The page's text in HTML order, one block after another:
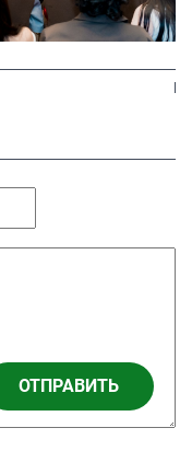
ОТПРАВИТЬ